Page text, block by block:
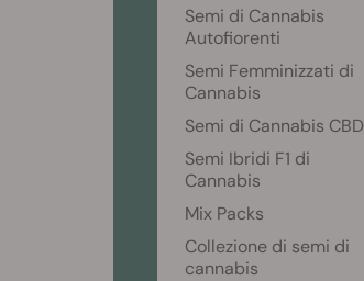
Semi di Cannabis
Autofiorenti
Semi Femminizzati di
Cannabis
Semi di Cannabis CBD
Semi Ibridi F1 di
Cannabis
Mix Packs
Collezione di semi di
cannabis